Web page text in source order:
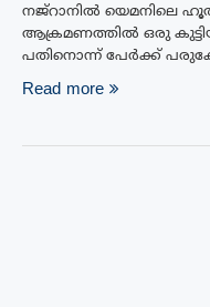
നജ്‌റാനിൽ യെമനിലെ
ആക്രമണത്തിൽ ഒരു
പതിനൊന്ന് പേർക്ക്
Read more